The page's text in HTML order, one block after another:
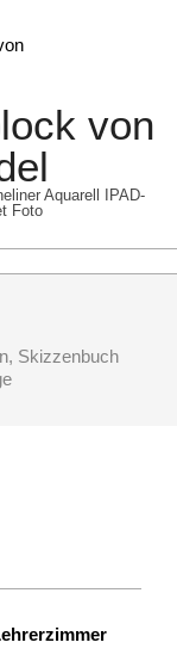
von
Aquarell IPAD-
Foto
, Skizzenbuch